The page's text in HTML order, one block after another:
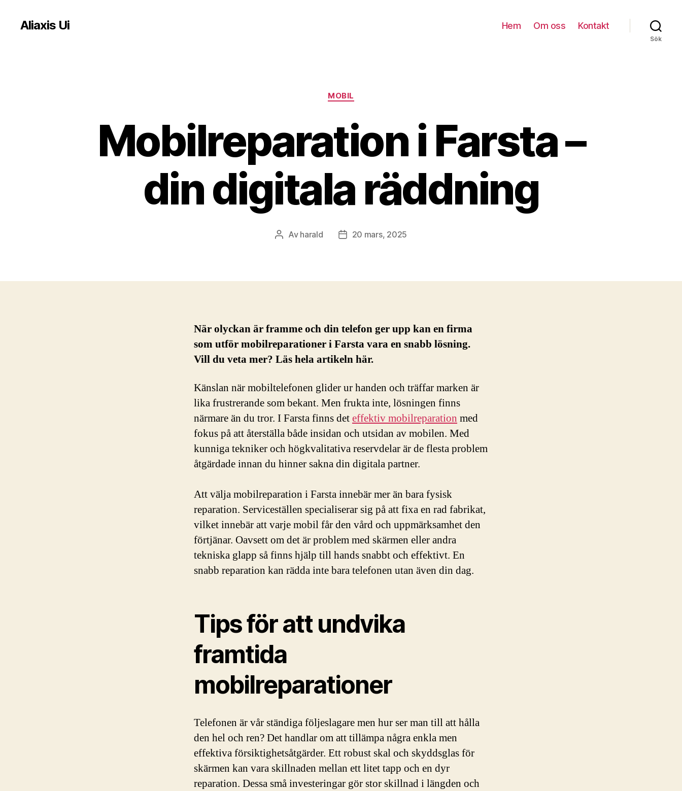
Aliaxis Ui Hem Om oss Kontakt
Sök
Kategorier
MOBIL
Mobilreparation i Farsta –
din digitala räddning
Inläggsförfattare
Av harald Inläggsdatum
20 mars, 2025
När olyckan är framme och din telefon ger upp kan en firma
som utför mobilreparationer i Farsta vara en snabb lösning.
Vill du veta mer? Läs hela artikeln här.
Känslan när mobiltelefonen glider ur handen och träffar marken är
lika frustrerande som bekant. Men frukta inte, lösningen finns
närmare än du tror. I Farsta finns deteffektiv mobilreparation med
fokus på att återställa både insidan och utsidan av mobilen. Med
kunniga tekniker och högkvalitativa reservdelar är de flesta problem
åtgärdade innan du hinner sakna din digitala partner.
Att välja mobilreparation i Farsta innebär mer än bara fysisk
reparation. Serviceställen specialiserar sig på att fixa en rad fabrikat,
vilket innebär att varje mobil får den vård och uppmärksamhet den
förtjänar. Oavsett om det är problem med skärmen eller andra
tekniska glapp så finns hjälp till hands snabbt och effektivt. En
snabb reparation kan rädda inte bara telefonen utan även din dag.
Tips för att undvika
framtida
mobilreparationer
Telefonen är vår ständiga följeslagare men hur ser man till att hålla
den hel och ren? Det handlar om att tillämpa några enkla men
effektiva försiktighetsåtgärder. Ett robust skal och skyddsglas för
skärmen kan vara skillnaden mellan ett litet tapp och en dyr
reparation. Dessa små investeringar gör stor skillnad i längden och